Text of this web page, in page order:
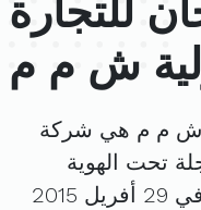
للتجارة
ش م م
ش م م هي شركة
تحت الهوية
. تم تأسيسها في 29 أفريل 2015